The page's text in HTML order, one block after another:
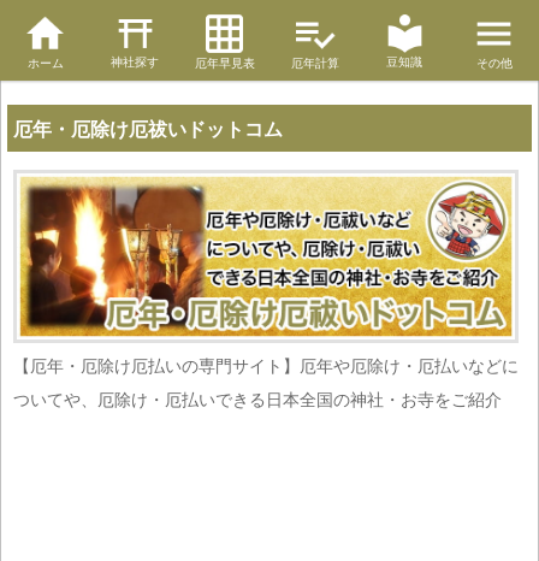
ホーム 神社探す 厄年早見表 厄年計算 豆知識 その他
厄年・厄除け厄祓いドットコム
【厄年・厄除け厄払いの専門サイト】厄年や厄除け・厄払いなどに
ついてや、厄除け・厄払いできる日本全国の神社・お寺をご紹介